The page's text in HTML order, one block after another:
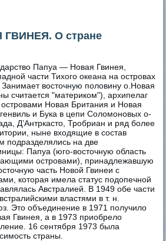
О стране
Папуа — Новая Гвинея,
части Тихого океана на островах
Занимает восточную половину о.Новая
считается "материком"), архипелаг
Новая Британия и Новая
и Бука в цепи Соломоновых о-
Д’Антркасто, Тробриан и ряд более
ныне входящие в состав
подразделялись на две
Папуа (юго-восточную область
островами), принадлежавшую
часть Новой Гвинеи с
которая имела статус подопечной
Австралией. В 1949 обе части
властями в т. н.
Это объединение в 1971 получило
Гвинея, а в 1973 приобрело
16 сентября 1973 была
страны.